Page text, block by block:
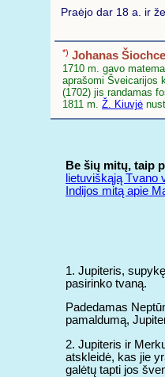
Praėjo dar 18 a. ir
*) Johanas
1710 m. gavo
aprašomi Šveicarijos
(1702) jis randamas
1811 m. Ž. Kiuvjė
Be šių mitų, taip
lietuviškąją Tvano
Indijos mitą apie
1. Jupiteris,
pasirinko tvaną.
Padedamas
pamaldumą,
2. Jupiteris ir
atskleidė, kas jie
galėtų tapti jos